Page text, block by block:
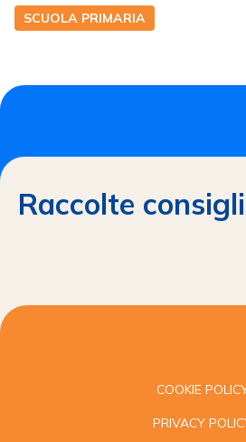
SCUOLA PRIMARIA
Raccolte
COOKIE
PRIVACY